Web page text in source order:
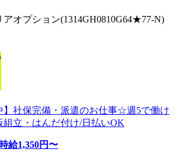
オプション(1314GH0810G64★77-N)
】社保完備・派遣のお仕事☆週5で働け
立・はんだ付け/日払いOK
時給1,350円〜